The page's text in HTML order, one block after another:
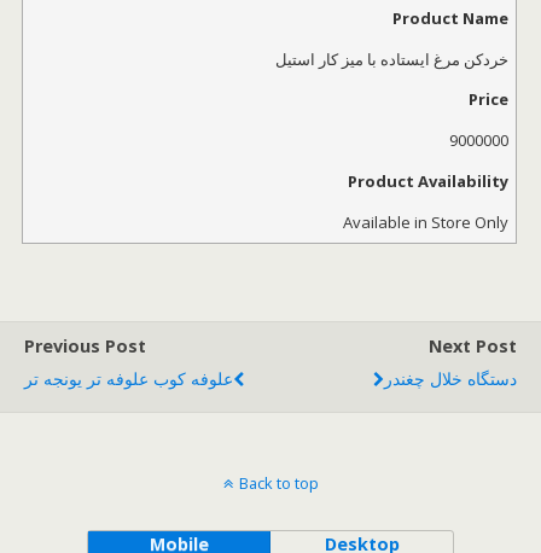
Product Name
خردکن مرغ ایستاده با میز کار استیل
Price
9000000
Product Availability
Available in Store Only
Previous Post
علوفه کوب علوفه تر یونجه تر
Next Post
دستگاه خلال چغندر
Back to top
Mobile Desktop